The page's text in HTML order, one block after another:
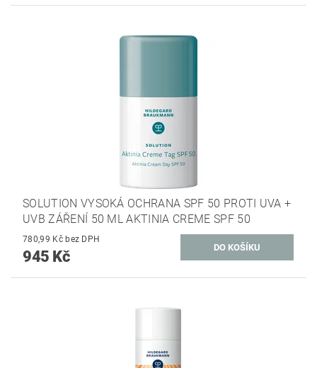
SOLUTION VYSOKÁ OCHRANA SPF 50 PROTI UVA +
UVB ZÁŘENÍ 50 ML AKTINIA CREME SPF 50
780,99 Kč bez DPH
945 Kč